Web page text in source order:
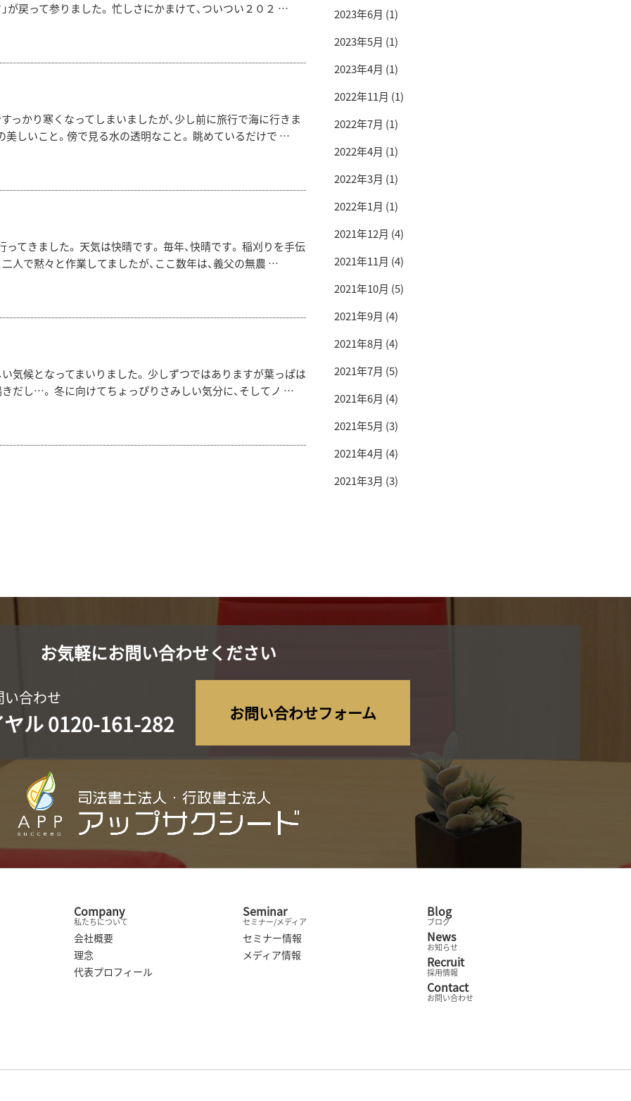
が戻って参りました。 忙しさにかまけて、ついつい２０２ …
すっかり寒くなってしまいましたが、少し前に旅行で海に行きま
美しいこと。傍で見る水の透明なこと。 眺めているだけで …
てきました。 天気は快晴です。 毎年、快晴です。 稲刈りを手伝
人で黙々と作業してましたが、ここ数年は、義父の無農 …
い気候となってまいりました。 少しずつではありますが葉っぱは
きだし…。 冬に向けてちょっぴりさみしい気分に、そしてノ …
2023年6月 (1)
2023年5月 (1)
2023年4月 (1)
2022年11月 (1)
2022年7月 (1)
2022年4月 (1)
2022年3月 (1)
2022年1月 (1)
2021年12月 (4)
2021年11月 (4)
2021年10月 (5)
2021年9月 (4)
2021年8月 (4)
2021年7月 (5)
2021年6月 (4)
2021年5月 (3)
2021年4月 (4)
2021年3月 (3)
お気軽にお問い合わせください
い合わせ
ル0120-161-282 お問い合わせフォーム
Company
私たちについて
会社概要
理念
代表プロフィール
Seminar
セミナー/メディア
セミナー情報
メディア情報
Blog
ブログ
News
お知らせ
Recruit
採用情報
Contact
お問い合わせ